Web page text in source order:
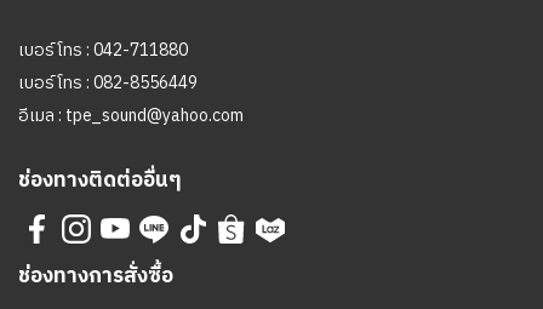
เบอร์โทร :042-711880
เบอร์โทร :082-8556449
อีเมล : tpe_sound@yahoo.com
ช่องทางติดต่ออื่นๆ
ช่องทางการสั่งซื้อ